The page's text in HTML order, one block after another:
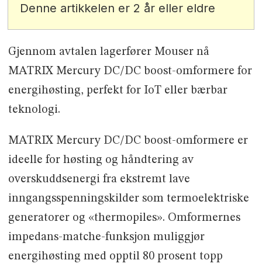
Denne artikkelen er 2 år eller eldre
Gjennom avtalen lagerfører Mouser nå
MATRIX Mercury DC/DC boost-omformere for
energihøsting, perfekt for IoT eller bærbar
teknologi.
MATRIX Mercury DC/DC boost-omformere er
ideelle for høsting og håndtering av
overskuddsenergi fra ekstremt lave
inngangsspenningskilder som termoelektriske
generatorer og «thermopiles». Omformernes
impedans-matche-funksjon muliggjør
energihøsting med opptil 80 prosent topp